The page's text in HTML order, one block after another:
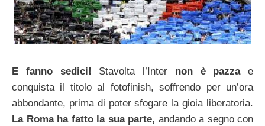
E fanno sedici! Stavolta l’Inter non è pazzae
conquista il titolo al fotofinish, soffrendo per un’ora
abbondante, prima di poter sfogare la gioia liberatoria.
La Roma ha fatto la sua parte, andando a segno con